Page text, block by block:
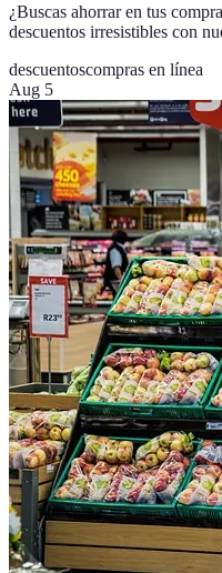
¿Buscas ahorrar en tus
descuentos irresistibles con
descuentoscompras en línea
Aug 5